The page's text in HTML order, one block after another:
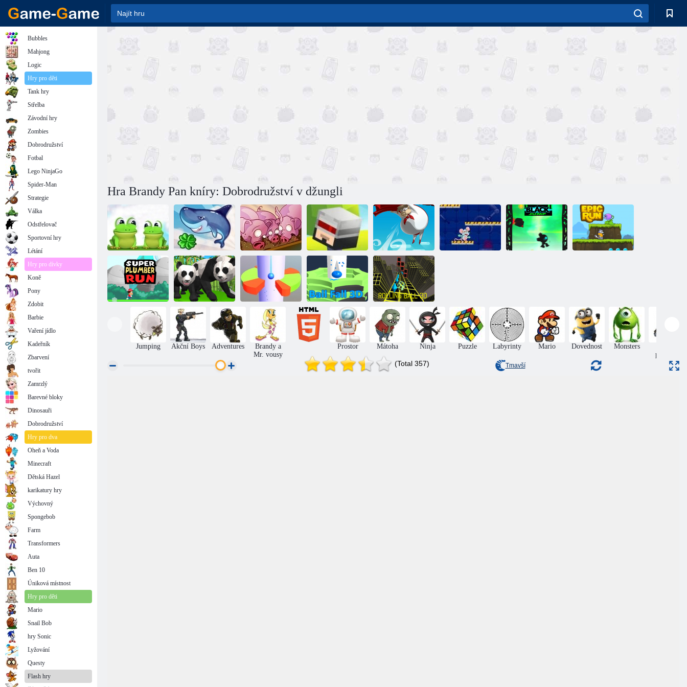
Hra Brandy Pan kníry: Dobrodružství v džungli
Žába Leap Létající žralok Běh, prase, běh Skok a odrazit Bloumen
Super běh
instalatéra
Panda Simulator
3d
Špičkový skok Ball Fall 3d Rolling Ball 3d
Jumping Akční Boys Adventures
Brandy a
Mr. vousy
Prostor Mátoha Ninja Puzzle Labyrinty Mario Dovednost Monsters
položek
(Total 357) Tmavší
Bubbles
Mahjong
Logic
Hry pro děti
Tank hry
Střelba
Závodní hry
Zombies
Dobrodružství
Fotbal
Lego NinjaGo
Spider-Man
Strategie
Válka
Odstřelovač
Sportovní hry
Létání
Hry pro dívky
Koně
Pony
Zdobit
Barbie
Vaření jídlo
Kadeřník
Zbarvení
tvořit
Zamrzlý
Barevné bloky
Dinosauři
Dobrodružství
Hry pro dva
Oheň a Voda
Minecraft
Dětská Hazel
karikatury hry
Výchovný
Spongebob
Farm
Transformers
Auta
Ben 10
Úniková místnost
Hry pro děti
Mario
Snail Bob
hry Sonic
Lyžování
Questy
Flash hry